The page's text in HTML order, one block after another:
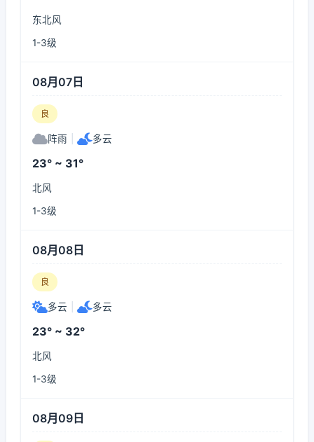
东北风
1-3级
08月07日
良
阵雨 多云
23° ~ 31°
北风
1-3级
08月08日
良
多云 多云
23° ~ 32°
北风
1-3级
08月09日